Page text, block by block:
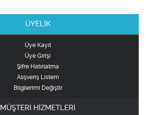
ÜYELİK
Üye Kayıt
Üye Girişi
Şifre Hatırlatma
Alışveriş Listem
Bilgilerimi Değiştir
MÜŞTERİ HİZMETLERİ